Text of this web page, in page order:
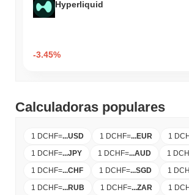
Hyperliquid
-3.45%
Calculadoras populares
1 DCHF=...USD 1 DCHF=...EUR 1
1 DCHF=...JPY 1 DCHF=...AUD 1
1 DCHF=...CHF 1 DCHF=...SGD 1
1 DCHF=...RUB 1 DCHF=...ZAR 1